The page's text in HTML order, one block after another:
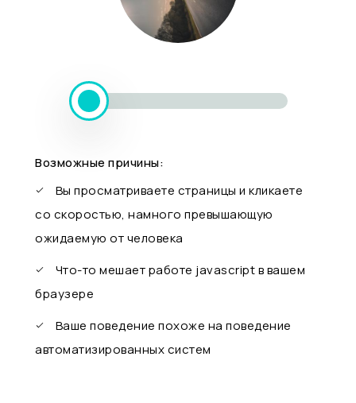
Возможные причины:
Вы просматриваете страницы и кликаете
со скоростью, намного превышающую
ожидаемую от человека
Что-то мешает работе javascript в вашем
браузере
Ваше поведение похоже на поведение
автоматизированных систем